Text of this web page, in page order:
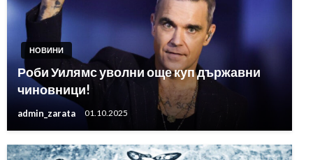
НОВИНИ
Роби Уилямс уволни още куп държавни
чиновници!
admin_zarata 01.10.2025